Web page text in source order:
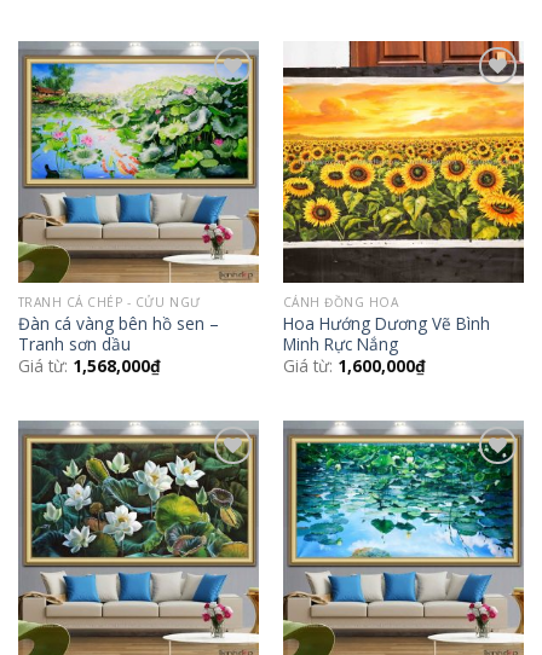
Add to
Wishlist
TRANH CÁ CHÉP - CỬU NGƯ
Đàn cá vàng bên hồ sen –
Tranh sơn dầu
Giá từ: 1,568,000₫
Add to
Wishlist
CÁNH ĐỒNG HOA
Hoa Hướng Dương Vẽ Bình
Minh Rực Nắng
Giá từ: 1,600,000₫
Add to
Wishlist
Add to
Wishlist